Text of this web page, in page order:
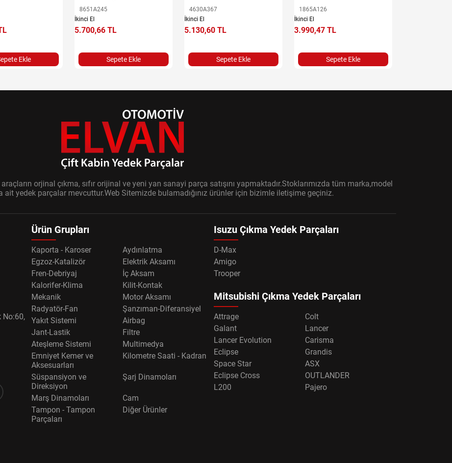
Ekle
8651A245
İkinci El
5.700,66 TL
Sepete Ekle
4630A367
İkinci El
5.130,60 TL
Sepete Ekle
1865A126
İkinci El
3.990,47 TL
Sepete Ekle
orjinal çıkma, sıfır orijinal ve yeni yan sanayi parça satışını yapmaktadır.Stoklarımızda tüm marka,model
yedek parçalar mevcuttur.Web Sitemizde bulamadığınız ürünler için bizimle iletişime geçiniz.
No:60,
Ürün Grupları
Kaporta - Karoser
Aydınlatma
Egzoz-Katalizör
Elektrik Aksamı
Fren-Debriyaj
İç Aksam
Kalorifer-Klima
Kilit-Kontak
Mekanik
Motor Aksamı
Radyatör-Fan
Şanzıman-Diferansiyel
Yakıt Sistemi
Airbag
Jant-Lastik
Filtre
Ateşleme Sistemi
Multimedya
Emniyet Kemer ve
Aksesuarları
Kilometre Saati - Kadran
Süspansiyon ve
Direksiyon
Şarj Dinamoları
Marş Dinamoları
Cam
Tampon - Tampon
Parçaları
Diğer Ürünler
Isuzu Çıkma Yedek Parçaları
D-Max
Amigo
Trooper
Mitsubishi Çıkma Yedek Parçaları
Attrage
Colt
Galant
Lancer
Lancer Evolution
Carisma
Eclipse
Grandis
Space Star
ASX
Eclipse Cross
OUTLANDER
L200
Pajero